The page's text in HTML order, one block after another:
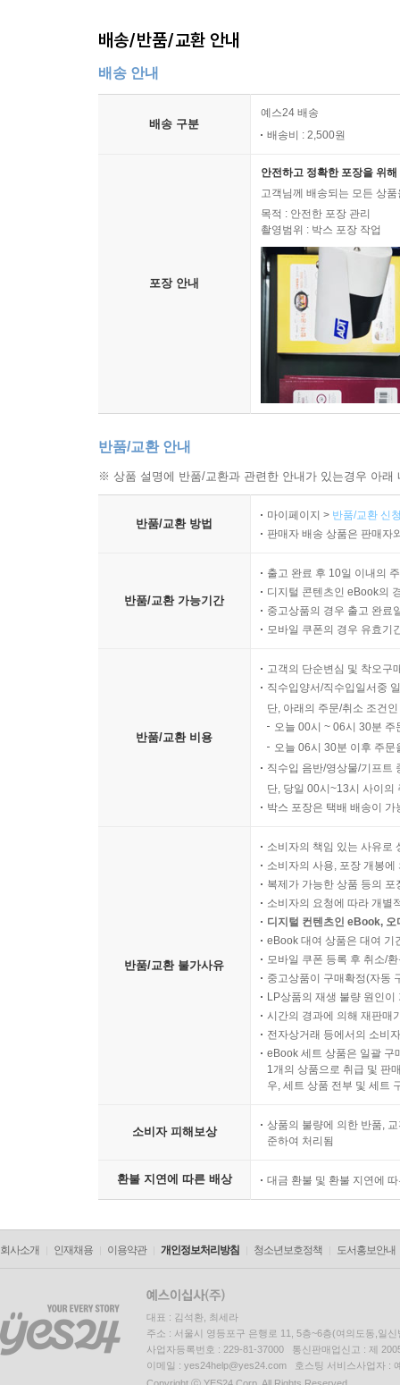
배송/반품/교환 안내
배송 안내
배송 구분
예스24 배송
배송비 : 2,500원
포장 안내
안전하고 정확한 포장을 위
고객님께 배송되는 모든 상
목적 : 안전한 포장 관리
촬영범위 : 박스 포장 작업
반품/교환 안내
※ 상품 설명에 반품/교환과 관련한 안내가 있는경우 아
반품/교환 방법
마이페이지 > 반품/교환 신
판매자 배송 상품은 판매자
반품/교환 가능기간
출고 완료 후 10일 이내의
디지털 콘텐츠인 eBook의
중고상품의 경우 출고 완료
모바일 쿠폰의 경우 유효기
반품/교환 비용
고객의 단순변심 및 착오구
직수입양서/직수입일서중
단, 아래의 주문/취소 조건
오늘 00시 ~ 06시 30분
오늘 06시 30분 이후 주
직수입 음반/영상물/기프트
단, 당일 00시~13시 사이의
박스 포장은 택배 배송이
반품/교환 불가사유
소비자의 책임 있는 사유로
소비자의 사용, 포장 개봉
복제가 가능한 상품 등의
소비자의 요청에 따라 개별
디지털 컨텐츠인 eBook,
eBook 대여 상품은 대여 기
모바일 쿠폰 등록 후 취소/
중고상품이 구매확정(자동
LP상품의 재생 불량 원인
시간의 경과에 의해 재판매
전자상거래 등에서의 소비
eBook 세트 상품은 일괄 구
1개의 상품으로 취급 및 판
우, 세트 상품 전부 및 세트
소비자 피해보상
상품의 불량에 의한 반품,
준하여 처리됨
환불 지연에 따른 배상 대금 환불 및 환불 지연에
회사소개 인재채용 이용약관 개인정보처리방침 청소년보호정책 도서홍보안내
대표 : 김석환, 최세라
주소 : 서울시 영등포구 은행로 11, 5층~6층(여의도동,일신
사업자등록번호 : 229-81-37000 통신판매업신고 : 제
이메일 : yes24help@yes24.com 호스팅 서비스사업자 :